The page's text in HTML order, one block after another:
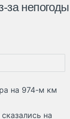
за непогоды
на 974-м км
на